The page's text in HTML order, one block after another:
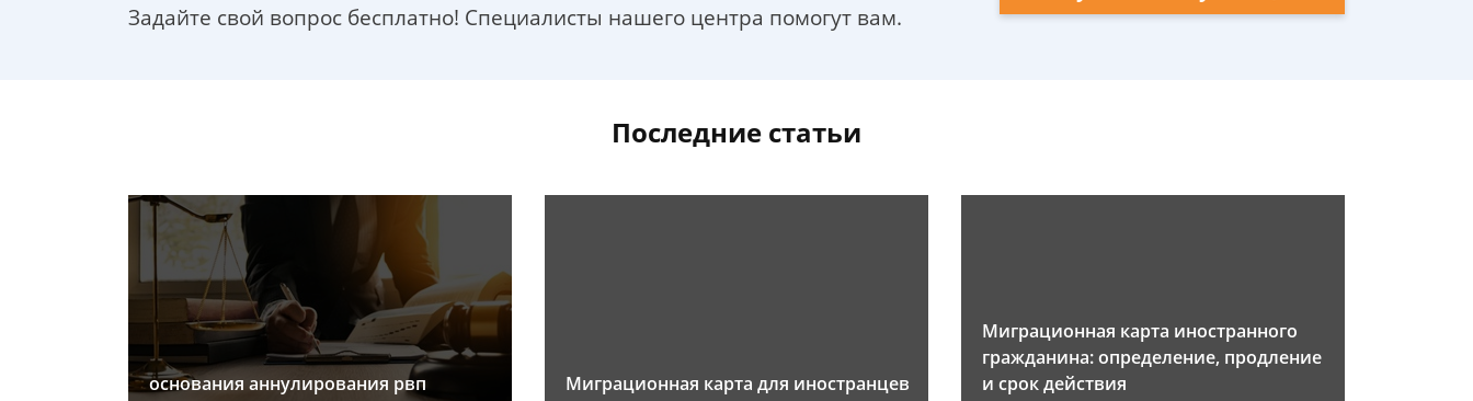
Задайте свой вопрос бесплатно! Специалисты нашего центра помогут вам.
Последние статьи
основания аннулирования рвп Миграционная карта для иностранцев
Миграционная карта иностранного
гражданина: определение, продление
и срок действия